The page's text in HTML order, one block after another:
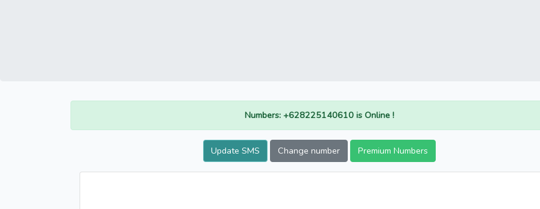
Numbers: +628225140610 is Online !
Update SMS Change number Premium Numbers